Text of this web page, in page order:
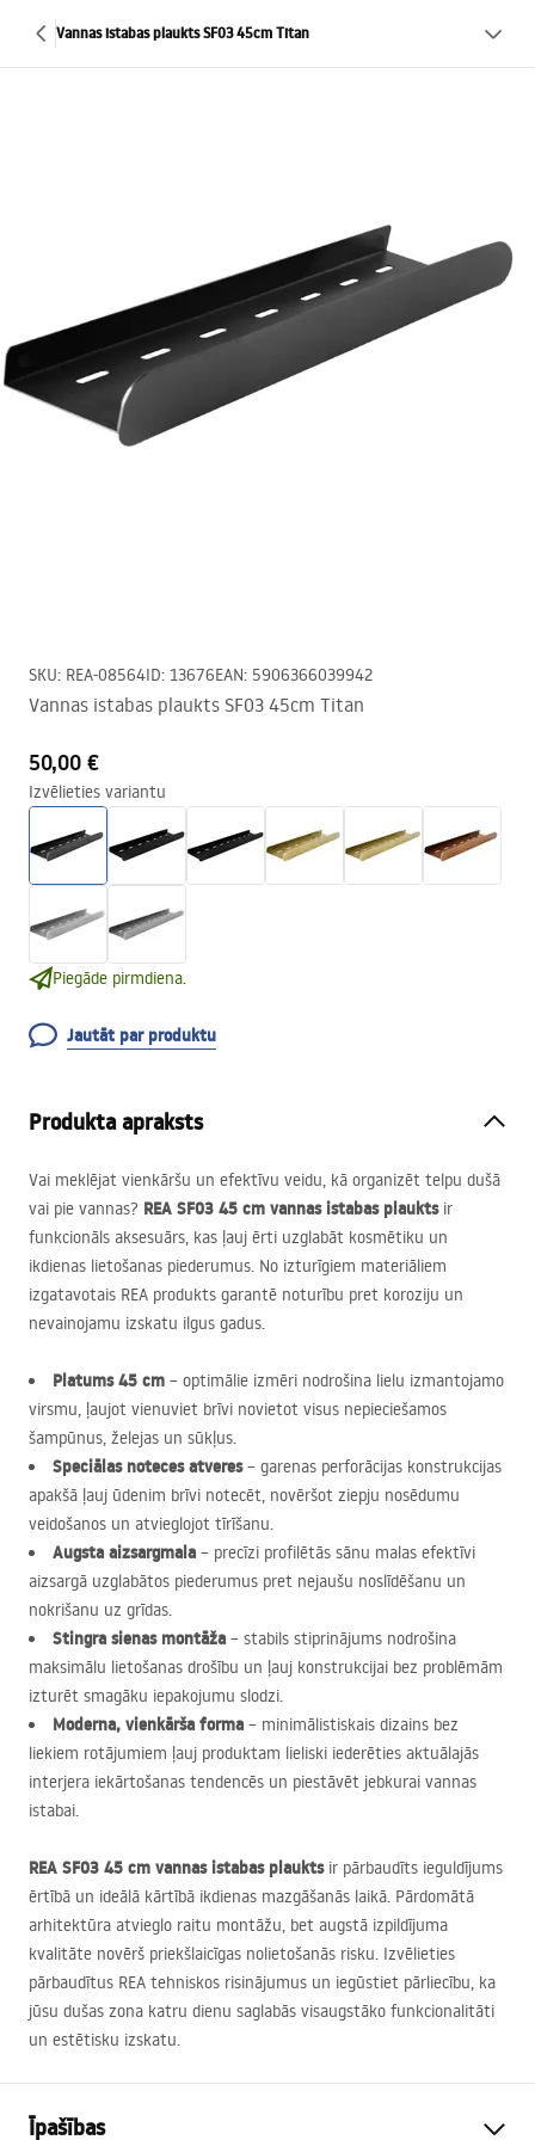
Vannas istabas plaukts SF03 45cm Titan
SKU: REA-08564ID: 13676EAN: 5906366039942
Vannas istabas plaukts SF03 45cm Titan
50,00 €
Izvēlieties variantu
Piegāde pirmdiena.
Jautāt par produktu
Produkta apraksts
Vai meklējat vienkāršu un efektīvu veidu, kā organizēt telpu dušā
vai pie vannas? REA SF03 45 cm vannas istabas plauktsir
funkcionāls aksesuārs, kas ļauj ērti uzglabāt kosmētiku un
ikdienas lietošanas piederumus. No izturīgiem materiāliem
izgatavotais REA produkts garantē noturību pret koroziju un
nevainojamu izskatu ilgus gadus.
Platums 45 cm – optimālie izmēri nodrošina lielu izmantojamo
virsmu, ļaujot vienuviet brīvi novietot visus nepieciešamos
šampūnus, želejas un sūkļus.
Speciālas noteces atveres– garenas perforācijas konstrukcijas
apakšā ļauj ūdenim brīvi notecēt, novēršot ziepju nosēdumu
veidošanos un atvieglojot tīrīšanu.
Augsta aizsargmala – precīzi profilētās sānu malas efektīvi
aizsargā uzglabātos piederumus pret nejaušu noslīdēšanu un
nokrišanu uz grīdas.
Stingra sienas montāža – stabils stiprinājums nodrošina
maksimālu lietošanas drošību un ļauj konstrukcijai bez problēmām
izturēt smagāku iepakojumu slodzi.
Moderna, vienkārša forma – minimālistiskais dizains bez
liekiem rotājumiem ļauj produktam lieliski iederēties aktuālajās
interjera iekārtošanas tendencēs un piestāvēt jebkurai vannas
istabai.
REA SF03 45 cm vannas istabas plauktsir pārbaudīts ieguldījums
ērtībā un ideālā kārtībā ikdienas mazgāšanās laikā. Pārdomātā
arhitektūra atvieglo raitu montāžu, bet augstā izpildījuma
kvalitāte novērš priekšlaicīgas nolietošanās risku. Izvēlieties
pārbaudītus REA tehniskos risinājumus un iegūstiet pārliecību, ka
jūsu dušas zona katru dienu saglabās visaugstāko funkcionalitāti
un estētisku izskatu.
Īpašības